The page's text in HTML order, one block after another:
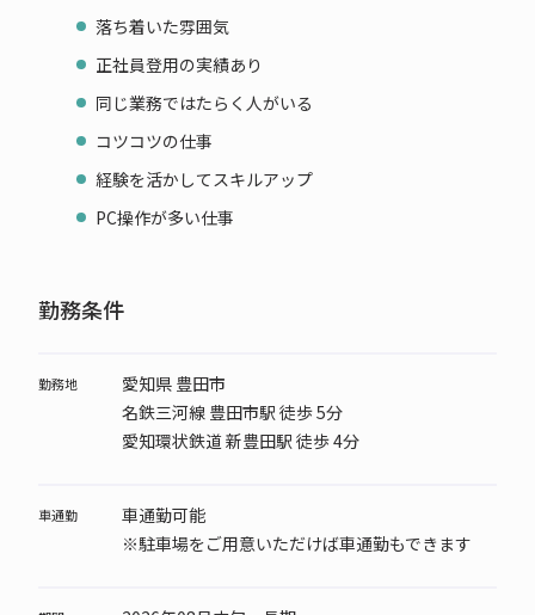
落ち着いた雰囲気
正社員登用の実績あり
同じ業務ではたらく人がいる
コツコツの仕事
経験を活かしてスキルアップ
PC操作が多い仕事
勤務条件
勤務地
愛知県 豊田市
名鉄三河線 豊田市駅 徒歩 5分
愛知環状鉄道 新豊田駅 徒歩 4分
車通勤
車通勤可能
※駐車場をご用意いただけば車通勤もできます